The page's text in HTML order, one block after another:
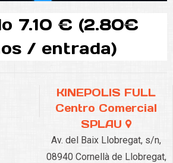
7.10 € (2.80€
/ entrada)
KINEPOLIS FULL
Centro Comercial
SPLAU
Av. del Baix Llobregat, s/n,
08940 Cornellà de Llobregat,